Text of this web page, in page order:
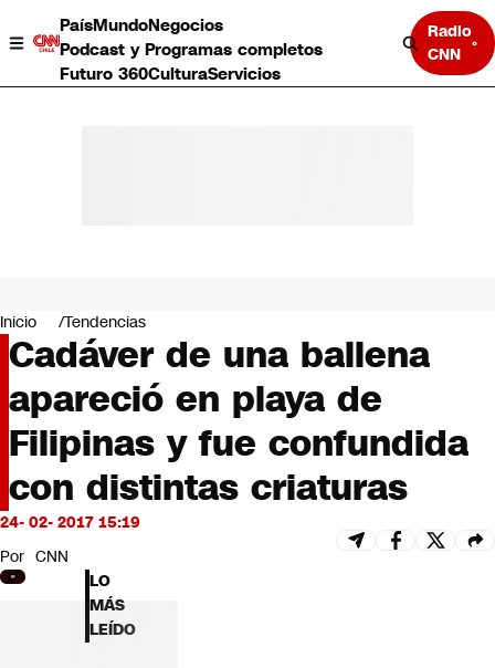
PaísMundoNegocios
Podcast y Programas completos
Futuro 360CulturaServicios
Radio
CNN
Negocios
Deportes
Programas completos
Cultura
Servicios
Bits
CNN Data
CNN tiempo
Futuro 360
Inicio Tendencias
Cadáver de una ballena
apareció en playa de
Filipinas y fue confundida
con distintas criaturas
24- 02- 2017 15:19
Por CNN
LO
MÁS
LEÍDO